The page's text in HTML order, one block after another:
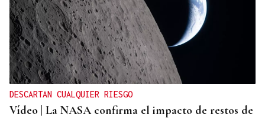
DESCARTAN CUALQUIER RIESGO
Vídeo | La NASA confirma el impacto de restos de